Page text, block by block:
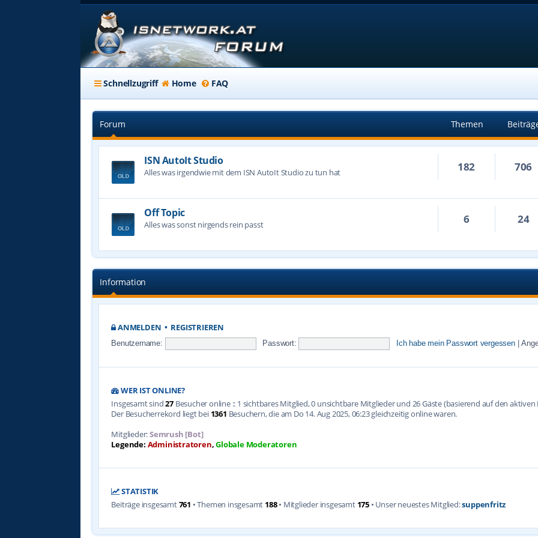
Schnellzugriff Home FAQ
Forum Themen
ISN AutoIt Studio
Alles was irgendwie mit dem ISN AutoIt Studio zu tun hat 182 706
Off Topic
Alles was sonst nirgends rein passt 6 24
Information
ANMELDEN • REGISTRIEREN
Benutzername: Passwort: Ich habe mein Passwort vergessen
WER IST ONLINE?
Insgesamt sind27 Besucher online :: 1 sichtbares Mitglied, 0 unsichtbare Mitglieder und 26 Gäste (basierend auf den
Der Besucherrekord liegt bei 1361 Besuchern, die am Do 14. Aug 2025, 06:23 gleichzeitig online waren.
Mitglieder:Semrush [Bot]
Legende: Administratoren,Globale Moderatoren
STATISTIK
Beiträge insgesamt761 • Themen insgesamt 188• Mitglieder insgesamt 175 • Unser neuestes Mitglied:suppenfritz